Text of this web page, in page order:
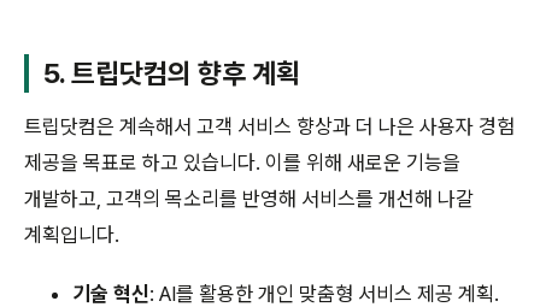
5. 트립닷컴의 향후 계획
트립닷컴은 계속해서 고객 서비스 향상과 더 나은 사용자 경험
제공을 목표로 하고 있습니다. 이를 위해 새로운 기능을
개발하고, 고객의 목소리를 반영해 서비스를 개선해 나갈
계획입니다.
기술 혁신: AI를 활용한 개인 맞춤형 서비스 제공 계획.